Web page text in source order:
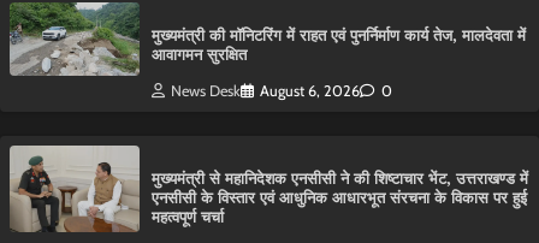
मुख्यमंत्री की मॉनिटरिंग में राहत एवं पुनर्निर्माण कार्य तेज, मालदेवता में
आवागमन सुरक्षित
News Desk August 6, 2026 0
मुख्यमंत्री से महानिदेशक एनसीसी ने की शिष्टाचार भेंट, उत्तराखण्ड में
एनसीसी के विस्तार एवं आधुनिक आधारभूत संरचना के विकास पर हुई
महत्वपूर्ण चर्चा